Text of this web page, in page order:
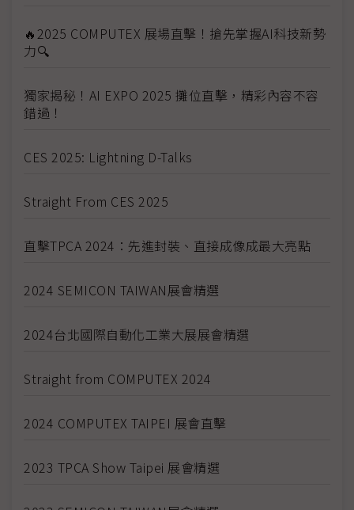
🔥2025 COMPUTEX 展場直擊！搶先掌握AI科技新勢
力🔍
獨家揭秘！AI EXPO 2025 攤位直擊，精彩內容不容
錯過！
CES 2025: Lightning D-Talks
Straight From CES 2025
直擊TPCA 2024：先進封裝、直接成像成最大亮點
2024 SEMICON TAIWAN展會精選
2024台北國際自動化工業大展展會精選
Straight from COMPUTEX 2024
2024 COMPUTEX TAIPEI 展會直擊
2023 TPCA Show Taipei 展會精選